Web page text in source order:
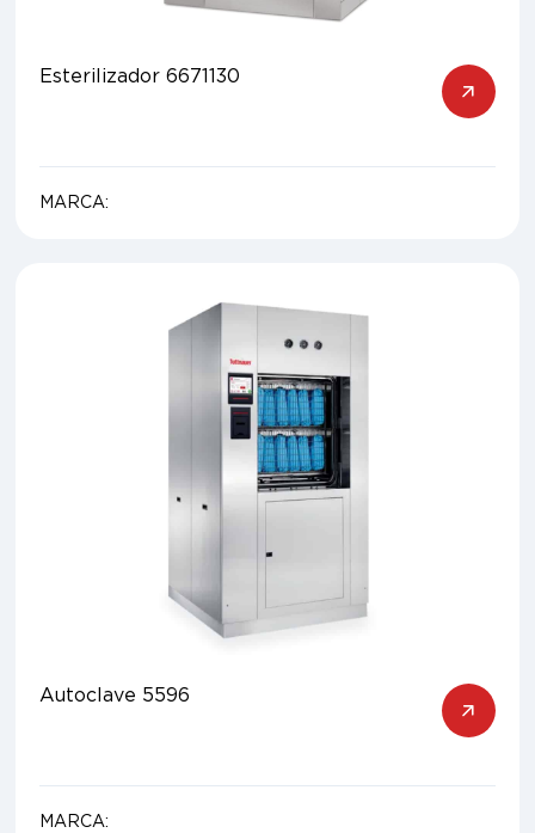
Esterilizador 6671130
MARCA:
Autoclave 5596
MARCA: